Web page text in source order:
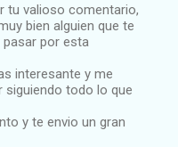
tu valioso comentario,
bien alguien que te
por esta
interesante y me
siguiendo todo lo que
y te envio un gran